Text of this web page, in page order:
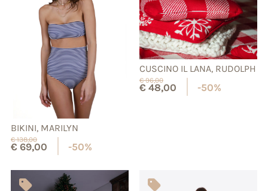
BIKINI, MARILYN
€138,00
€69,00 -50%
CUSCINO IL LANA, RUDOLPH
€96,00
€48,00 -50%